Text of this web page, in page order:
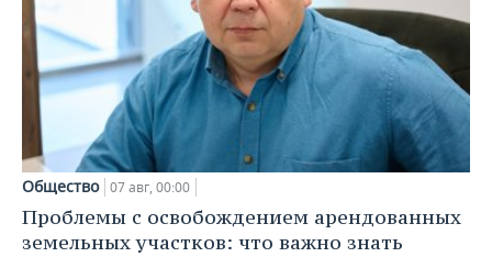
Общество 07 авг, 00:00
Проблемы с освобождением арендованных
земельных участков: что важно знать